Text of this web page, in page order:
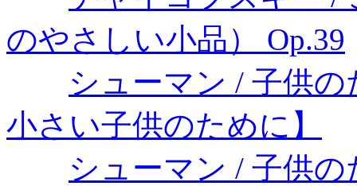
のやさしい小品） Op.39
シューマン / 子供
小さい子供のために】
シューマン / 子供